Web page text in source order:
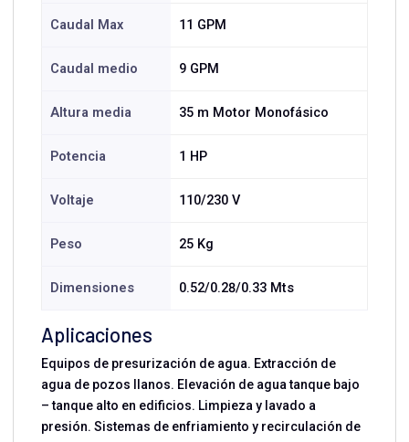
Caudal Max 11 GPM
Caudal medio 9 GPM
Altura media 35 m Motor Monofásico
Potencia 1 HP
Voltaje 110/230 V
Peso 25 Kg
Dimensiones 0.52/0.28/0.33 Mts
Aplicaciones
Equipos de presurización de agua. Extracción de
agua de pozos llanos. Elevación de agua tanque bajo
– tanque alto en edificios. Limpieza y lavado a
presión. Sistemas de enfriamiento y recirculación de